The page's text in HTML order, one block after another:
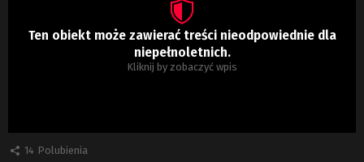
Ten obiekt może zawierać treści nieodpowiednie dla
niepełnoletnich.
Kliknij by zobaczyć wpis
14 Polubienia